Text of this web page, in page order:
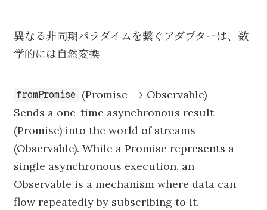
異なる非同期パラダイムを繋ぐアダプターは、数
学的には自然変換
fromPromise (Promise \to
→ Observable)
Sends a one-time asynchronous result
(Promise) into the world of streams
(Observable). While a Promise represents a
single asynchronous execution, an
Observable is a mechanism where data can
flow repeatedly by subscribing to it.